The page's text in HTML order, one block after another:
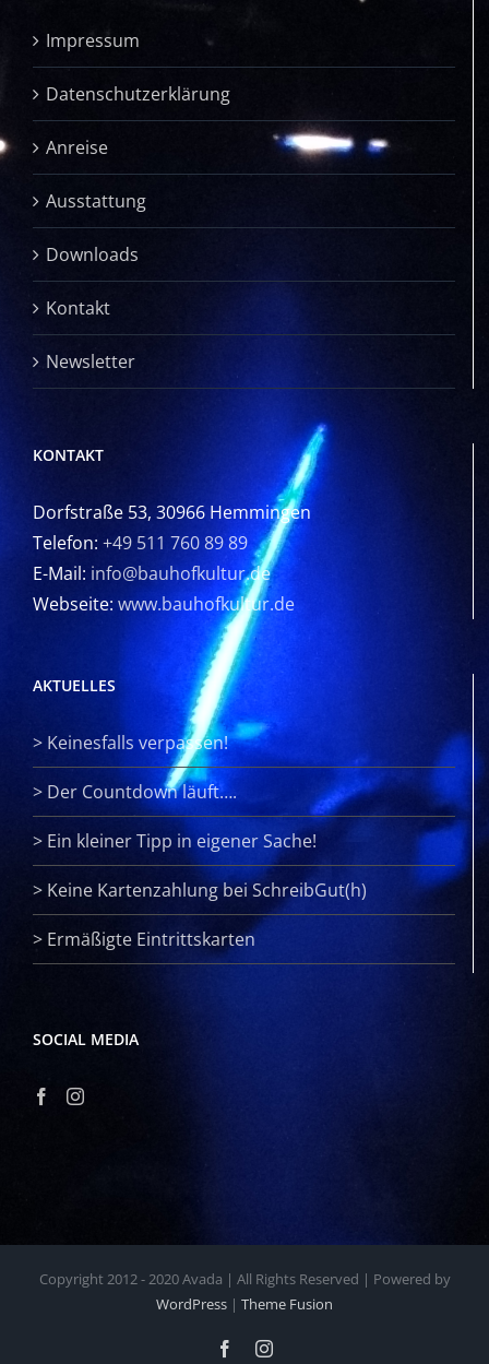
Impressum
Datenschutzerklärung
Anreise
Ausstattung
Downloads
Kontakt
Newsletter
KONTAKT
Dorfstraße 53, 30966 Hemmingen
Telefon: +49 511 760 89 89
E-Mail: info@bauhofkultur.de
Webseite: www.bauhofkultur.de
AKTUELLES
> Keinesfalls verpassen!
> Der Countdown läuft….
> Ein kleiner Tipp in eigener Sache!
> Keine Kartenzahlung bei SchreibGut(h)
> Ermäßigte Eintrittskarten
SOCIAL MEDIA
Copyright 2012 - 2020 Avada | All Rights Reserved | Powered by
WordPress | Theme Fusion
FacebookInstagram